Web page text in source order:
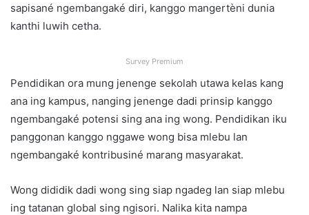
sapisané ngembangaké diri, kanggo mangertèni dunia
kanthi luwih cetha.
Survey Premium
Pendidikan ora mung jenenge sekolah utawa kelas kang
ana ing kampus, nanging jenenge dadi prinsip kanggo
ngembangaké potensi sing ana ing wong. Pendidikan iku
panggonan kanggo nggawe wong bisa mlebu lan
ngembangaké kontribusiné marang masyarakat.
Wong dididik dadi wong sing siap ngadeg lan siap mlebu
ing tatanan global sing ngisori. Nalika kita nampa